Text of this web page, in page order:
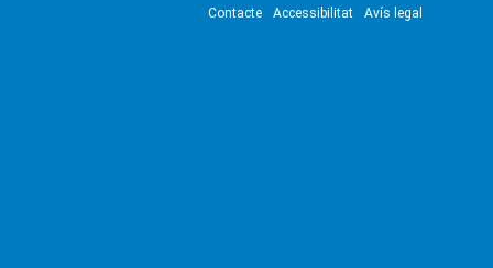
Contacte Accessibilitat Avís legal